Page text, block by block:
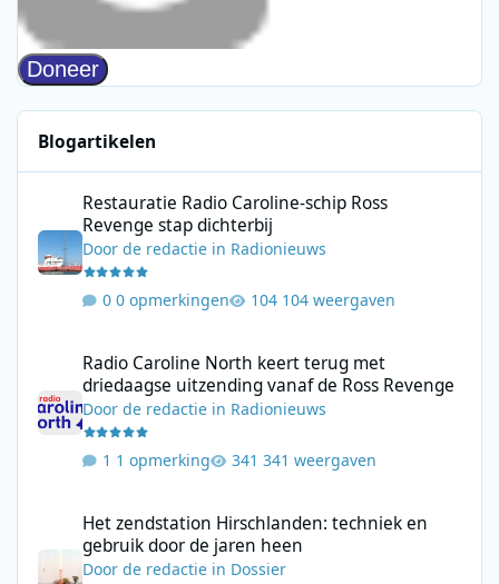
Blogartikelen
Restauratie Radio Caroline-schip Ross
Revenge stap dichterbij
Doorde redactie in Radionieuws
0 opmerkingen 104 weergaven
Radio Caroline North keert terug met
driedaagse uitzending vanaf de Ross Revenge
Doorde redactie in Radionieuws
1 opmerking 341 weergaven
Het zendstation Hirschlanden: techniek en
gebruik door de jaren heen
Doorde redactie in Dossier